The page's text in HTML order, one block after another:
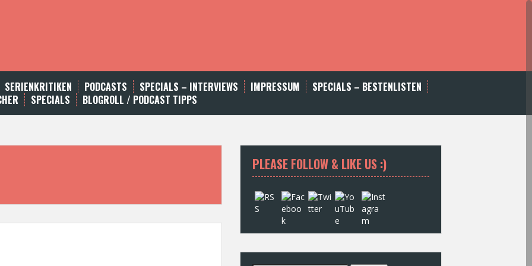
SERIENKRITIKEN PODCASTS SPECIALS – INTERVIEWS IMPRESSUM
SPECIALS – BESTENLISTEN
SPECIALS BLOGROLL / PODCAST TIPPS
PLEASE FOLLOW & LIKE US :)